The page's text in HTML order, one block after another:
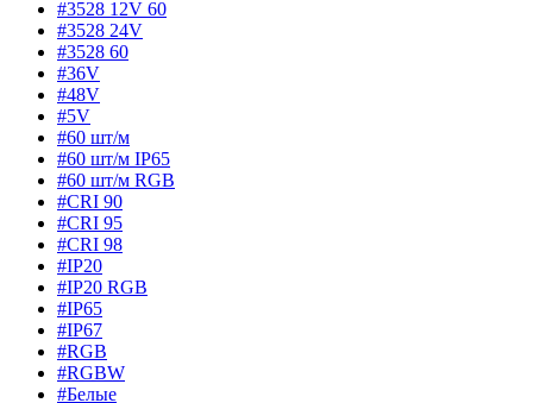
#3528 12V 60
#3528 24V
#3528 60
#36V
#48V
#5V
#60 шт/м
#60 шт/м IP65
#60 шт/м RGB
#CRI 90
#CRI 95
#CRI 98
#IP20
#IP20 RGB
#IP65
#IP67
#RGB
#RGBW
#Белые